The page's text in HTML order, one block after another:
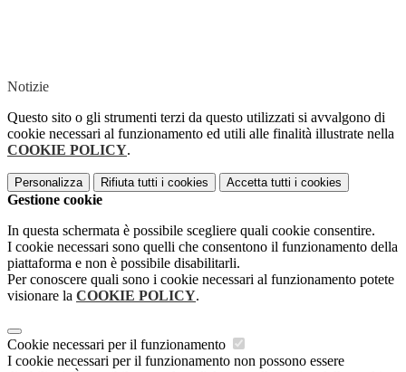
Notizie
Questo sito o gli strumenti terzi da questo utilizzati si avvalgono di
cookie necessari al funzionamento ed utili alle finalità illustrate nella
COOKIE POLICY.
Personalizza Rifiuta tutti i cookies Accetta tutti i cookies
Gestione cookie
In questa schermata è possibile scegliere quali cookie consentire.
I cookie necessari sono quelli che consentono il funzionamento della
piattaforma e non è possibile disabilitarli.
Per conoscere quali sono i cookie necessari al funzionamento potete
visionare la COOKIE POLICY.
Cookie necessari per il funzionamento
I cookie necessari per il funzionamento non possono essere